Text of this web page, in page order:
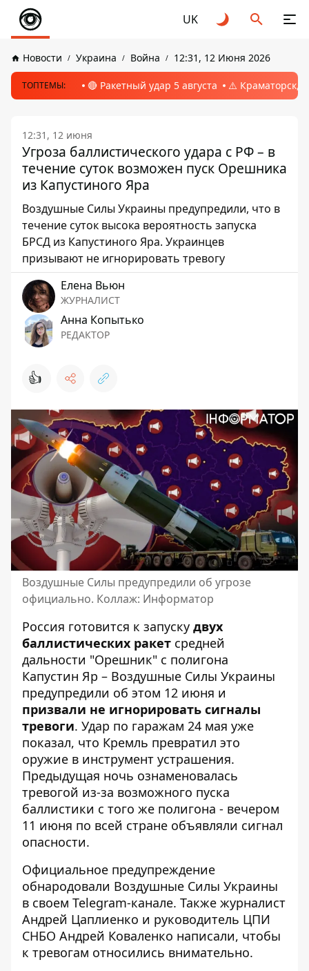
UK
Новости Украина Война 12:31, 12 Июня 2026
ТОПТЕМЫ: 🔴 Ракетный удар 5 августа ⚠️ Краматорск,
12:31, 12 июня
Угроза баллистического удара с РФ – в
течение суток возможен пуск Орешника
из Капустиного Яра
Воздушные Силы Украины предупредили, что в
течение суток высока вероятность запуска
БРСД из Капустиного Яра. Украинцев
призывают не игнорировать тревогу
Елена Вьюн
ЖУРНАЛИСТ
Анна Копытько
РЕДАКТОР
👍
Воздушные Силы предупредили об угрозе
официально. Коллаж: Информатор
Россия готовится к запуску двух
баллистических ракет средней
дальности "Орешник" с полигона
Капустин Яр – Воздушные Силы Украины
предупредили об этом 12 июня и
призвали не игнорировать сигналы
тревоги. Удар по гаражам 24 мая уже
показал, что Кремль превратил это
оружие в инструмент устрашения.
Предыдущая ночь ознаменовалась
тревогой из-за возможного пуска
баллистики с того же полигона - вечером
11 июня по всей стране объявляли сигнал
опасности.
Официальное предупреждение
обнародовали Воздушные Силы Украины
в своем Telegram-канале. Также журналист
Андрей Цаплиенко и руководитель ЦПИ
СНБО Андрей Коваленко написали, чтобы
к тревогам относились внимательно.